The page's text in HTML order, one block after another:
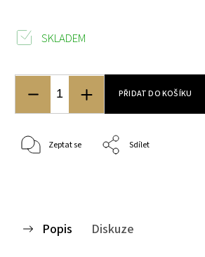
SKLADEM
PŘIDAT DO KOŠÍKU
Zeptat se Sdílet
Popis Diskuze